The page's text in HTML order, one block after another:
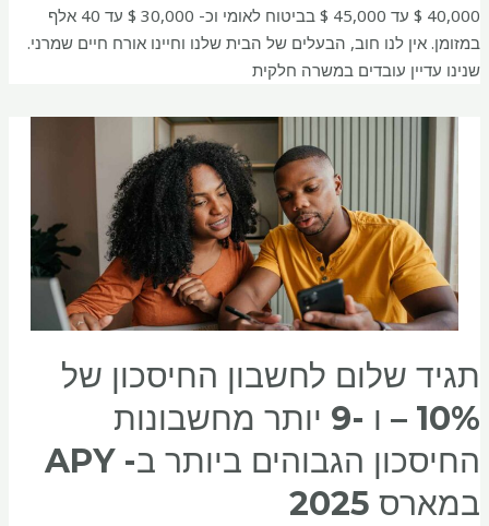
40,000 $ עד 45,000 $ בביטוח לאומי וכ- 30,000 $ עד 40 אלף
במזומן. אין לנו חוב, הבעלים של הבית שלנו וחיינו אורח חיים שמרני.
שנינו עדיין עובדים במשרה חלקית
תגיד שלום לחשבון החיסכון של
10% – ו -9 יותר מחשבונות
החיסכון הגבוהים ביותר ב- APY
במארס 2025